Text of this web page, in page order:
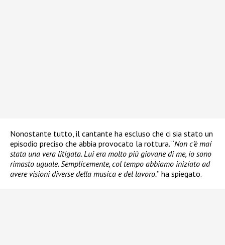
Nonostante tutto, il cantante ha escluso che ci sia stato un
episodio preciso che abbia provocato la rottura. “Non c’è mai
stata una vera litigata. Lui era molto più giovane di me, io sono
rimasto uguale. Semplicemente, col tempo abbiamo iniziato ad
avere visioni diverse della musica e del lavoro.” ha spiegato.